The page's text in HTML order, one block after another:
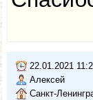
22.01.2021
Алексей
Санкт-